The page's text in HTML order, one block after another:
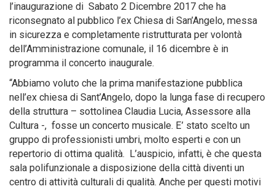
l’inaugurazione di Sabato 2 Dicembre 2017 che ha
riconsegnato al pubblico l’ex Chiesa di San’Angelo, messa
in sicurezza e completamente ristrutturata per volontà
dell’Amministrazione comunale, il 16 dicembre è in
programma il concerto inaugurale.
“Abbiamo voluto che la prima manifestazione pubblica
nell’ex chiesa di Sant’Angelo, dopo la lunga fase di recupero
della struttura – sottolinea Claudia Lucia, Assessore alla
Cultura -, fosse un concerto musicale. E’ stato scelto un
gruppo di professionisti umbri, molto esperti e con un
repertorio di ottima qualità. L’auspicio, infatti, è che questa
sala polifunzionale a disposizione della città diventi un
centro di attività culturali di qualità. Anche per questi motivi